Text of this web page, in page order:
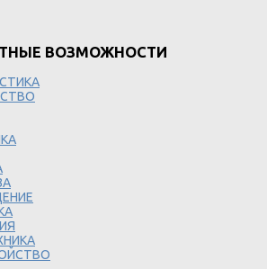
ВОЗМОЖНОСТИ